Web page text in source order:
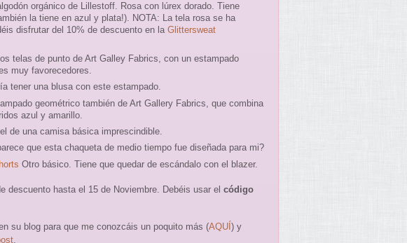
orgánico de Lillestoff. Rosa con lúrex dorado. Tiene
la tiene en azul y plata!). NOTA: La tela rosa se ha
disfrutar del 10% de descuento en laGlittersweat
telas de punto de Art Galley Fabrics, con un estampado
muy favorecedores.
tener una blusa con este estampado.
geométrico también de Art Gallery Fabrics, que combina
azul y amarillo.
de una camisa básica imprescindible.
que esta chaqueta de medio tiempo fue diseñada para mi?
Otro básico. Tiene que quedar de escándalo con el blazer.
descuento hasta el 15 de Noviembre. Debéis usar el código
su blog para que me conozcáis un poquito más (AQUÍ ) y
.